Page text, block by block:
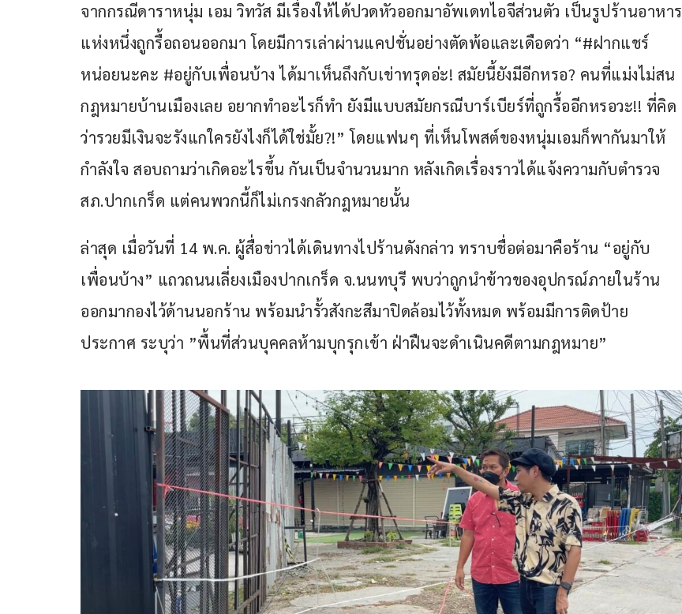
จากกรณีดาราหนุ่ม เอม วิทวัส มีเรื่องให้ได้ปวดหัวออกมาอัพเดทไอจีส่วนตัว เป็นรูปร้านอาหาร
แห่งหนึ่งถูกรื้อถอนออกมา โดยมีการเล่าผ่านแคปชั่นอย่างตัดพ้อและเดือดว่า “#ฝากแชร์
หน่อยนะคะ #อยู่กับเพื่อนบ้าง ได้มาเห็นถึงกับเข่าทรุดอ่ะ! สมัยนี้ยังมีอีกหรอ? คนที่แม่งไม่สน
กฎหมายบ้านเมืองเลย อยากทำอะไรก็ทำ ยังมีแบบสมัยกรณีบาร์เบียร์ที่ถูกรื้ออีกหรอวะ!! ที่คิด
ว่ารวยมีเงินจะรังแกใครยังไงก็ได้ใช่มั้ย?!” โดยแฟนๆ ที่เห็นโพสต์ของหนุ่มเอมก็พากันมาให้
กำลังใจ สอบถามว่าเกิดอะไรขึ้น กันเป็นจำนวนมาก หลังเกิดเรื่องราวได้แจ้งความกับตำรวจ
สภ.ปากเกร็ด แต่คนพวกนี้ก็ไม่เกรงกลัวกฎหมายนั้น
ล่าสุด เมื่อวันที่ 14 พ.ค. ผู้สื่อข่าวได้เดินทางไปร้านดังกล่าว ทราบชื่อต่อมาคือร้าน “อยู่กับ
เพื่อนบ้าง” แถวถนนเลี่ยงเมืองปากเกร็ด จ.นนทบุรี พบว่าถูกนำข้าวของอุปกรณ์ภายในร้าน
ออกมากองไว้ด้านนอกร้าน พร้อมนำรั้วสังกะสีมาปิดล้อมไว้ทั้งหมด พร้อมมีการติดป้าย
ประกาศ ระบุว่า ”พื้นที่ส่วนบุคคลห้ามบุกรุกเข้า ฝ่าฝืนจะดำเนินคดีตามกฎหมาย”